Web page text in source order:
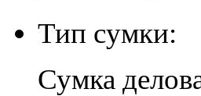
Тип сумки:
Сумка